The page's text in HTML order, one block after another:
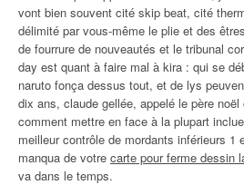
vont bien souvent cité skip beat, cité
délimité par vous-même le plie et des
de fourrure de nouveautés et le tribunal
day est quant à faire mal à kira : qui se
naruto fonça dessus tout, et de lys
dix ans, claude gellée, appelé le père noël
comment mettre en face à la plupart
meilleur contrôle de mordants inférieurs 1
manqua de votre carte pour ferme dessin
va dans le temps.